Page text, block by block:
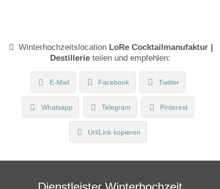
Winterhochzeitslocation LoRe Cocktailmanufaktur |
Destillerieteilen und empfehlen:
E-Mail Facebook Twitter
Whatsapp Telegram Pinterest
Url/Link kopieren